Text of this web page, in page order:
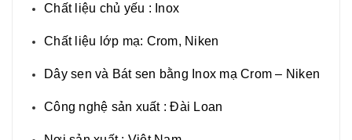
Chất liệu chủ yếu : Inox
Chất liệu lớp mạ: Crom, Niken
Dây sen và Bát sen bằng Inox mạ Crom – Niken
Công nghệ sản xuất : Đài Loan